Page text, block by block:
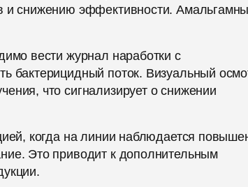
и снижению эффективности.
вести журнал наработки с
бактерицидный поток. Визуальный
что сигнализирует о снижении
когда на линии наблюдается
Это приводит к дополнительным